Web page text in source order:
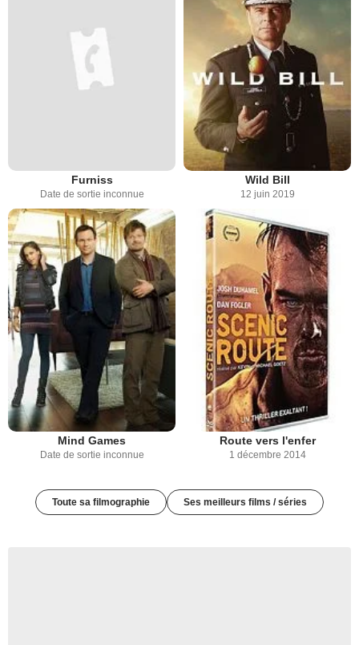
Furniss
Date de sortie inconnue
Wild Bill
12 juin 2019
Mind Games
Date de sortie inconnue
Route vers l'enfer
1 décembre 2014
Toute sa filmographie Ses meilleurs films / séries